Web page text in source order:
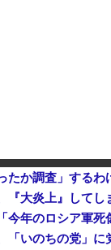
『大炎上』してし
「いのちの党」に